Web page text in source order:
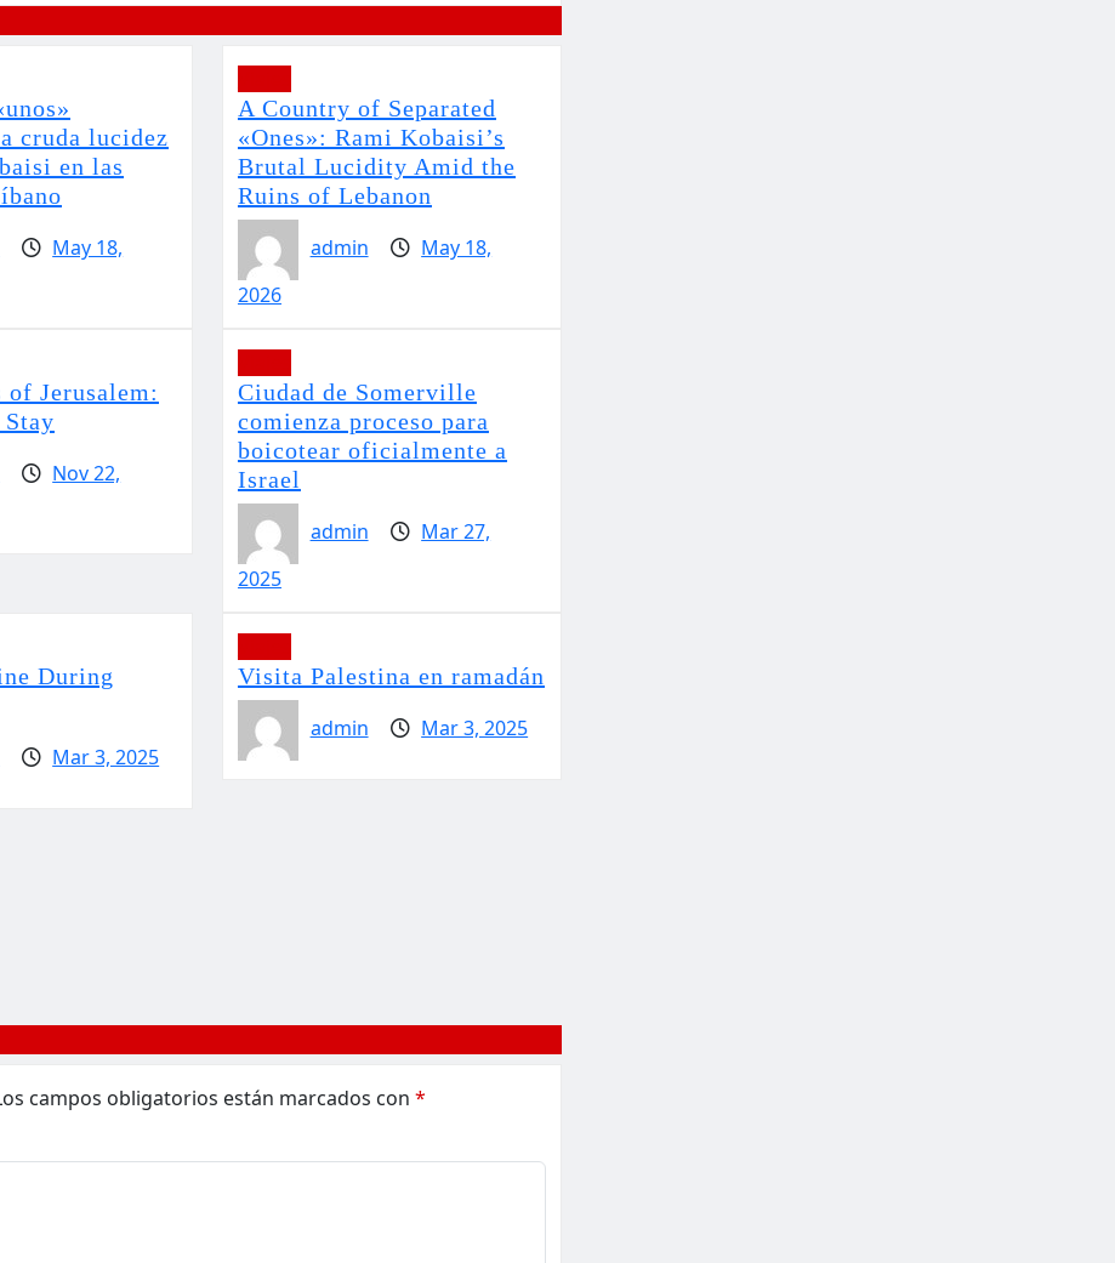
cruda lucidez
en las
May 18,
A Country of Separated
«Ones»: Rami Kobaisi’s
Brutal Lucidity Amid the
Ruins of Lebanon
admin
May 18,
2026
of Jerusalem:
Nov 22,
Ciudad de Somerville
comienza proceso para
boicotear oficialmente a
Israel
admin
Mar 27,
2025
During
Mar 3, 2025
Visita Palestina en ramadán
admin
Mar 3, 2025
campos obligatorios están marcados con *